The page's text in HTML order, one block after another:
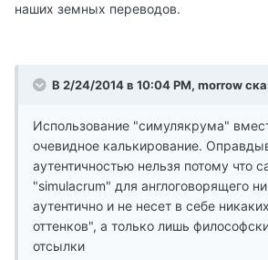
наших земных переводов.
В 2/24/2014 в 10:04 PM, morrow
Использование "симулякрума"
очевидное калькирование.
аутентичностью нельзя потому что
"simulacrum" для англоговорящего
аутентично и не несет в себе
оттенков", а только лишь
отсылки